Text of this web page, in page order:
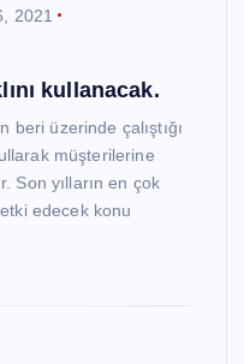
2021
kullanacak.
beri üzerinde çalıştığı
müşterilerine
Son yılların en çok
edecek konu